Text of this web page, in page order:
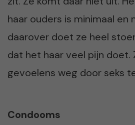
haar ouders is minimaal en
daarover doet ze heel
dat het haar veel pijn doet.
gevoelens weg door seks
Condooms